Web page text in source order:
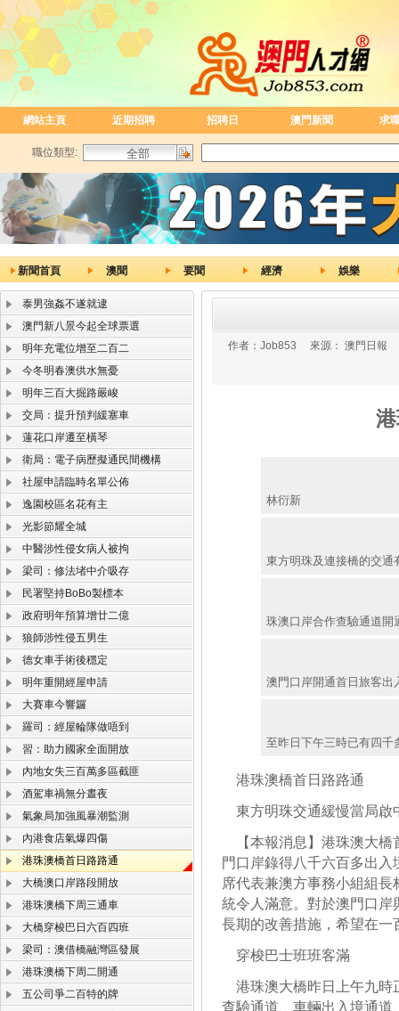
網站主頁 近期招聘 招聘日 澳門新聞 求
職位類型:
新聞首頁 澳聞 要聞 經濟 娛樂
泰男強姦不遂就逮
澳門新八景今起全球票選
明年充電位增至二百二
今冬明春澳供水無憂
明年三百大掘路嚴峻
交局：提升預判緩塞車
蓮花口岸遷至橫琴
衛局：電子病歷擬通民間機構
社屋申請臨時名單公佈
逸園校區名花有主
光影節耀全城
中醫涉性侵女病人被拘
梁司：修法堵中介吸存
民署堅持BoBo製標本
政府明年預算增廿二億
狼師涉性侵五男生
德女車手術後穩定
明年重開經屋申請
大賽車今響鑼
羅司：經屋輪隊做唔到
習：助力國家全面開放
內地女失三百萬多區截匪
酒駕車禍無分晝夜
氣象局加強風暴潮監測
內港食店氣爆四傷
港珠澳橋首日路路通
大橋澳口岸路段開放
港珠澳橋下周三通車
大橋穿梭巴日六百四班
梁司：澳借橋融灣區發展
港珠澳橋下周二開通
五公司爭二百特的牌
作者： Job853 來源： 澳門日報
林衍新
東方明珠及連接橋的交通
珠澳口岸合作查驗通道開
澳門口岸開通首日旅客出
至昨日下午三時已有四千
港珠澳橋首日路路通
東方明珠交通緩慢當局啟
【本報消息】港珠澳大橋
門口岸錄得八千六百多出
席代表兼澳方事務小組組
統令人滿意。對於澳門口
長期的改善措施，希望在一
穿梭巴士班班客滿
港珠澳大橋昨日上午九時
查驗通道、車輛出入境通